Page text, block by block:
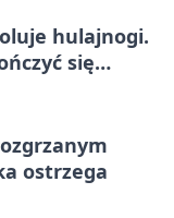
hulajnogi.
się
ostrzega